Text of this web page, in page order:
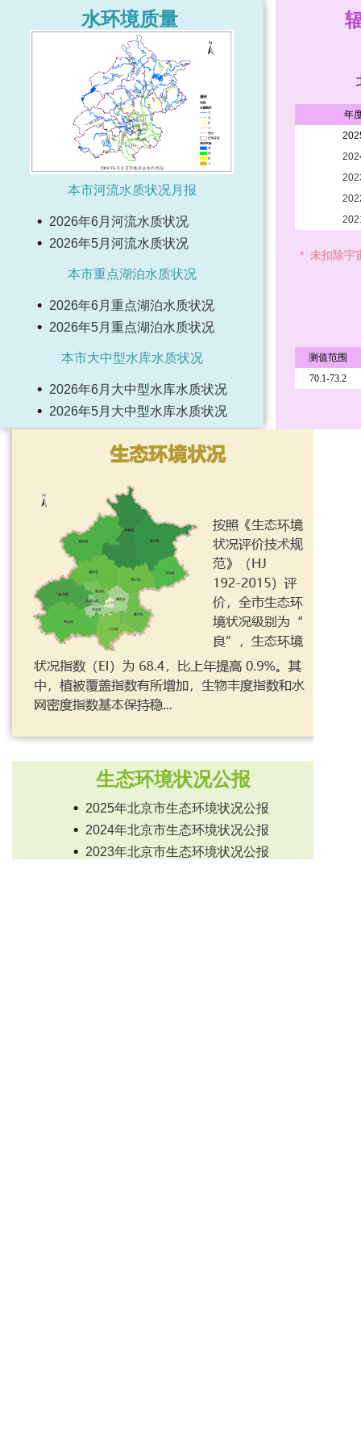
水环境质量
本市河流水质状况月报
2026年6月河流水质状况
2026年5月河流水质状况
本市重点湖泊水质状况
2026年6月重点湖泊水质状况
2026年5月重点湖泊水质状况
本市大中型水库水质状况
2026年6月大中型水库水质状况
2026年5月大中型水库水质状况
* 未扣除宇
年
生态环境状况公报
2025年北京市生态环境状况公报
2024年北京市生态环境状况公报
2023年北京市生态环境状况公报